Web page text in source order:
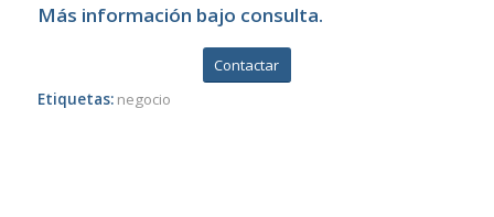
Más información bajo consulta.
Contactar
Etiquetas: negocio